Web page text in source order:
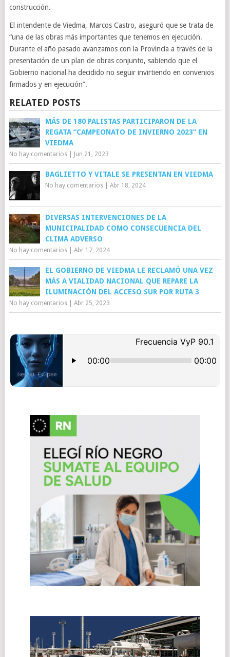
construcción.
El intendente de Viedma, Marcos Castro, aseguró que se trata de
“una de las obras más importantes que tenemos en ejecución.
Durante el año pasado avanzamos con la Provincia a través de la
presentación de un plan de obras conjunto, sabiendo que el
Gobierno nacional ha decidido no seguir invirtiendo en convenios
firmados y en ejecución”.
RELATED POSTS
MÁS DE 180 PALISTAS PARTICIPARON DE LA
REGATA “CAMPEONATO DE INVIERNO 2023” EN
VIEDMA
No hay comentarios| Jun 21, 2023
BAGLIETTO Y VITALE SE PRESENTAN EN VIEDMA
No hay comentarios| Abr 18, 2024
DIVERSAS INTERVENCIONES DE LA
MUNICIPALIDAD COMO CONSECUENCIA DEL
CLIMA ADVERSO
No hay comentarios| Abr 17, 2024
EL GOBIERNO DE VIEDMA LE RECLAMÓ UNA VEZ
MÁS A VIALIDAD NACIONAL QUE REPARE LA
ILUMINACIÓN DEL ACCESO SUR POR RUTA 3
No hay comentarios| Abr 25, 2023